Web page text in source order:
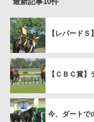
【レパード
【ＣＢＣ賞
今、ダートで